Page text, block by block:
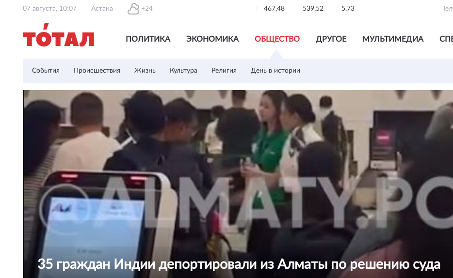
07 августа, 10:07 Астана +24 467,48 539,52 5,73
ПОЛИТИКА ЭКОНОМИКА ОБЩЕСТВО ДРУГОЕ МУЛЬТИМЕДИА
События Происшествия Жизнь Культура Религия День в истории
35 граждан Индии депортировали из Алматы по решению суда